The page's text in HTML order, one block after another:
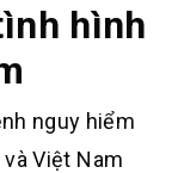
hình
nguy hiểm
Việt Nam